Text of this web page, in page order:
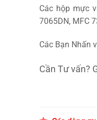
Các hộp mực
7065DN, MFC
Các Bạn Nhấn
Cần Tư vấn?